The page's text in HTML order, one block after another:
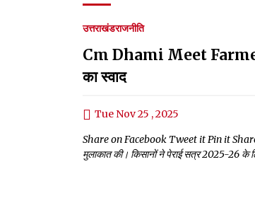
उत्तराखंडराजनीति
Cm Dhami Meet
का स्वाद
Tue Nov 25 , 2025
Share on Facebook Tweet it Pin it Share
मुलाकात की। किसानों ने पेराई सत्र 2025-26 के